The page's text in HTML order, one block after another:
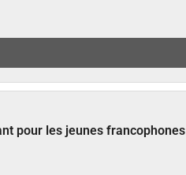
pour les jeunes francophones